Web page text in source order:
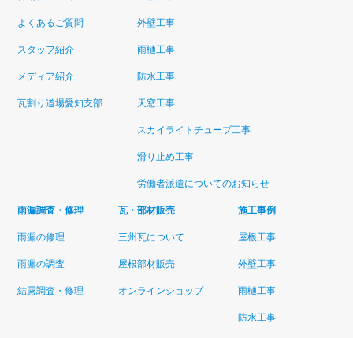
よくあるご質問
スタッフ紹介
メディア紹介
瓦割り道場愛知支部
外壁工事
雨樋工事
防水工事
天窓工事
スカイライトチューブ工事
滑り止め工事
労働者派遣についてのお知らせ
雨漏調査・修理
雨漏の修理
雨漏の調査
結露調査・修理
瓦・部材販売
三州瓦について
屋根部材販売
オンラインショップ
施工事例
屋根工事
外壁工事
雨樋工事
防水工事